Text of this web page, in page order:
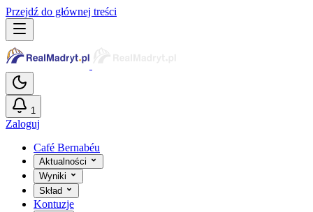
Przejdź do głównej treści
1
Zaloguj
Café Bernabéu
Aktualności
Wyniki
Skład
Kontuzje